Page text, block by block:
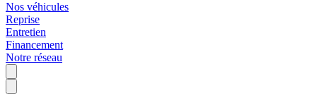
Nos véhicules
Reprise
Entretien
Financement
Notre réseau